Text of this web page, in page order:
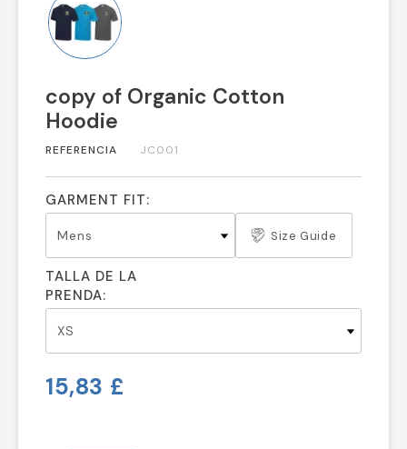
copy of Organic Cotton
Hoodie
REFERENCIA JC001
GARMENT FIT:
Size Guide
TALLA DE LA
PRENDA:
15,83 £